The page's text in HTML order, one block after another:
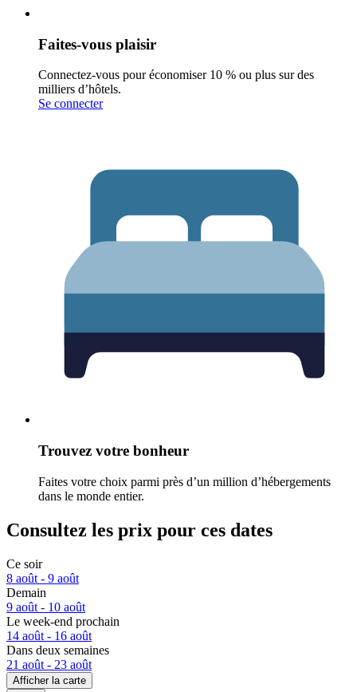
Faites-vous plaisir
Connectez-vous pour économiser 10 % ou plus sur des
milliers d’hôtels.
Se connecter
Trouvez votre bonheur
Faites votre choix parmi près d’un million d’hébergements
dans le monde entier.
Consultez les prix pour ces dates
Ce soir
8 août - 9 août
Demain
9 août - 10 août
Le week-end prochain
14 août - 16 août
Dans deux semaines
21 août - 23 août
Afficher la carte